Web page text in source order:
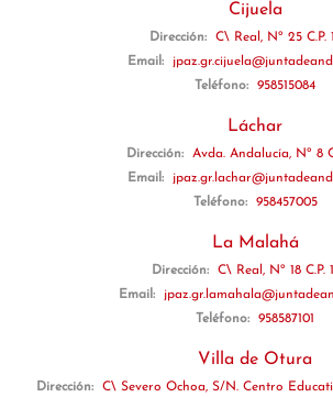
Cijuela
Dirección:
C\ Real, Nº 25 C.P.
Email:
Teléfono:
958515084
Láchar
Dirección:
Avda. Andalucía, Nº 8
Email:
Teléfono:
958457005
La Malahá
Dirección:
C\ Real, Nº 18 C.P.
Email:
Teléfono:
958587101
Villa de Otura
Dirección:
C\ Severo Ochoa, S/N. Centro